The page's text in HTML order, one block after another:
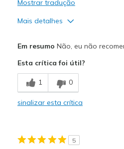
Sizing
View On Shoes
Mostrar tradução
Mais detalhes
Sizing
Feels half
Em resumo Não, eu não
Esta crítica foi útil?
1 0
sinalizar esta crítica
5